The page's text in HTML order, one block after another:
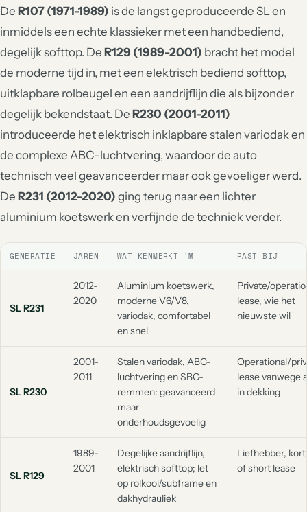
De R107 (1971-1989) is de langst geproduceerde SL en
inmiddels een echte klassieker met een handbediend,
degelijk softtop. De R129 (1989-2001) bracht het model
de moderne tijd in, met een elektrisch bediend softtop,
uitklapbare rolbeugel en een aandrijflijn die als bijzonder
degelijk bekendstaat. De R230 (2001-2011)
introduceerde het elektrisch inklapbare stalen variodak en
de complexe ABC-luchtvering, waardoor de auto
technisch veel geavanceerder maar ook gevoeliger werd.
De R231 (2012-2020) ging terug naar een lichter
aluminium koetswerk en verfijnde de techniek verder.
GENERATIE JAREN WAT KENMERKT 'M PAST BIJ
SL R231
2012-
2020
Aluminium koetswerk,
moderne V6/V8,
variodak, comfortabel
en snel
Private/
lease, wie het
nieuwste wil
SL R230
2001-
2011
Stalen variodak, ABC-
luchtvering en SBC-
remmen: geavanceerd
maar
onderhoudsgevoelig
Operational/
lease vanwege
in dekking
SL R129
1989-
2001
Degelijke aandrijflijn,
elektrisch softtop; let
op rolkooi/subframe en
dakhydrauliek
Liefhebber,
of short lease